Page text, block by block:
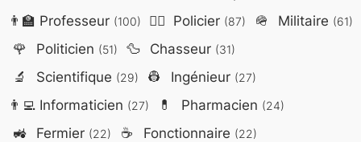
👨‍🏫 Professeur (100) 👮‍♂️ Policier (87) 🪖 Militaire (61)
🌹 Politicien (51) 🦆 Chasseur (31)
🔬 Scientifique (29) 👷 Ingénieur (27)
👨‍💻Informaticien (27) 💊 Pharmacien (24)
🚜 Fermier (22) ☕ Fonctionnaire (22)